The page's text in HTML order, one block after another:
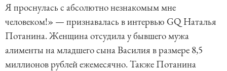
Я проснулась с абсолютно незнакомым мне
человеком!» — признавалась в интервью GQ Наталья
Потанина. Женщина отсудила у бывшего мужа
алименты на младшего сына Василия в размере 8,5
миллионов рублей ежемесячно. Также Потанина